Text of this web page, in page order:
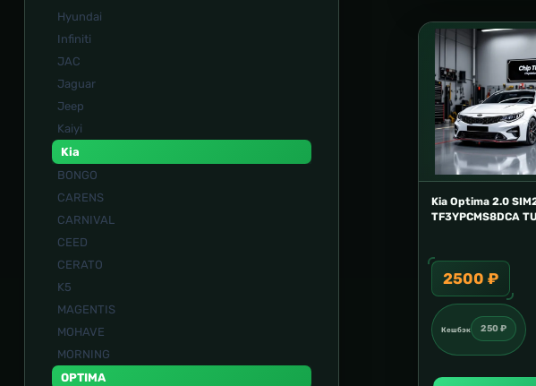
Hyundai
Infiniti
JAC
Jaguar
Jeep
Kaiyi
Kia
BONGO
CARENS
CARNIVAL
CEED
CERATO
K5
MAGENTIS
MOHAVE
MORNING
OPTIMA
Kia Optima 2.0
TF3YPCMS8DCA
2500 ₽
Кешбэк 250 ₽